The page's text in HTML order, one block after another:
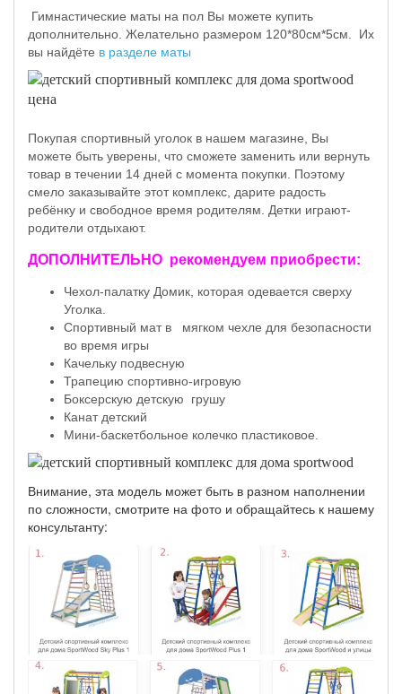
Гимнастические маты на пол Вы можете купить
дополнительно. Желательно размером 120*80см*5см. Их
вы найдёте в разделе маты
Покупая спортивный уголок в нашем магазине, Вы
можете быть уверены, что сможете заменить или вернуть
товар в течении 14 дней с момента покупки. Поэтому
смело заказывайте этот комплекс, дарите радость
ребёнку и свободное время родителям. Детки играют-
родители отдыхают.
ДОПОЛНИТЕЛЬНО рекомендуем приобрести:
Чехол-палатку Домик, которая одевается сверху
Уголка.
Спортивный мат в мягком чехле для безопасности
во время игры
Качельку подвесную
Трапецию спортивно-игровую
Боксерскую детскую грушу
Канат детский
Мини-баскетбольное колечко пластиковое.
Внимание, эта модель может быть в разном наполнении
по сложности, смотрите на фото и обращайтесь к нашему
консультанту: